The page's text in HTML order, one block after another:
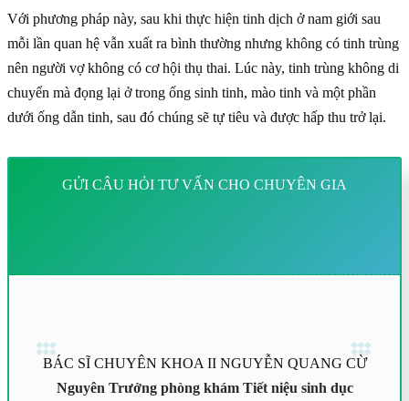
Với phương pháp này, sau khi thực hiện tinh dịch ở nam giới sau
mỗi lần quan hệ vẫn xuất ra bình thường nhưng không có tinh trùng
nên người vợ không có cơ hội thụ thai. Lúc này, tinh trùng không di
chuyển mà đọng lại ở trong ống sinh tinh, mào tinh và một phần
dưới ống dẫn tinh, sau đó chúng sẽ tự tiêu và được hấp thu trở lại.
GỬI CÂU HỎI TƯ VẤN CHO CHUYÊN GIA
BÁC SĨ CHUYÊN KHOA II NGUYỄN QUANG CỪ
Nguyên Trưởng phòng khám Tiết niệu sinh dục